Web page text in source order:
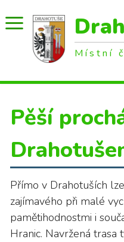
Místní
Pěší
Přímo v Drahotuších
zajímavého při malé
pamětihodnostmi i
Hranic. Navržená trasa